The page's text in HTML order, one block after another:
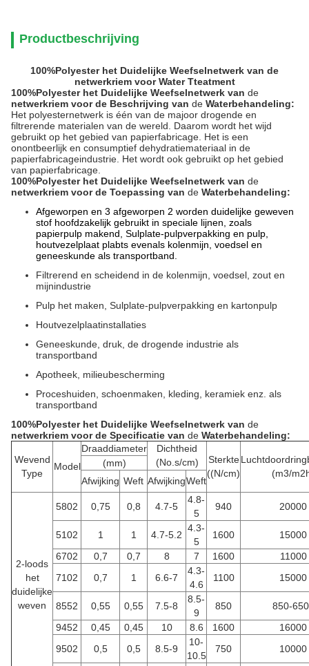
Productbeschrijving
100%Polyester het Duidelijke Weefselnetwerk van de
netwerkriem voor Water Tteatment
100%Polyester het Duidelijke Weefselnetwerk van de
netwerkriem voor de Beschrijving van de Waterbehandeling:
Het polyesternetwerk is één van de majoor drogende en
filtrerende materialen van de wereld. Daarom wordt het wijd
gebruikt op het gebied van papierfabricage. Het is een
onontbeerlijk en consumptief dehydratiemateriaal in de
papierfabricageindustrie. Het wordt ook gebruikt op het gebied
van papierfabricage.
100%Polyester het Duidelijke Weefselnetwerk van de
netwerkriem voor de Toepassing van de Waterbehandeling:
Afgeworpen en 3 afgeworpen 2 worden duidelijke geweven
stof hoofdzakelijk gebruikt in speciale lijnen, zoals
papierpulp makend, Sulplate-pulpverpakking en pulp,
houtvezelplaat plabts evenals kolenmijn, voedsel en
geneeskunde als transportband.
Filtrerend en scheidend in de kolenmijn, voedsel, zout en
mijnindustrie
Pulp het maken, Sulplate-pulpverpakking en kartonpulp
Houtvezelplaatinstallaties
Geneeskunde, druk, de drogende industrie als
transportband
Apotheek, milieubescherming
Proceshuiden, schoenmaken, kleding, keramiek enz. als
transportband
100%Polyester het Duidelijke Weefselnetwerk van de
netwerkriem voor de Specificatie van de Waterbehandeling:
Wevend
Type
Model
Draaddiameter
Dichtheid
(No.s/cm)
Sterkte
((N/cm)
(m3/
(mm)
Afwijking Weft AfwijkingWeft
2-loods
het
duidelijke
weven
5802 0,75 0,8 4.7-5
4.8-
5
940 20000
5102 1 1 4.7-5.2
4.3-
5
1600
15000
6702
0,7 0,7 8 7 1600
11000
7102
0,7 1 6.6-7
4.3-
4.6
1100 15000
8552 0,55 0,55 7.5-8
8.5-
9
850
850-
9452
0,45 0,45 10 8.6 1600
16000
9502
0,5 0,5 8.5-9
10-
10.5
750
10000